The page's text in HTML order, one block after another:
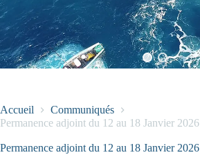
Accueil
Communiqués
Permanence adjoint du 12 au 18 Janvier 2026
Permanence adjoint du 12 au 18 Janvier 2026